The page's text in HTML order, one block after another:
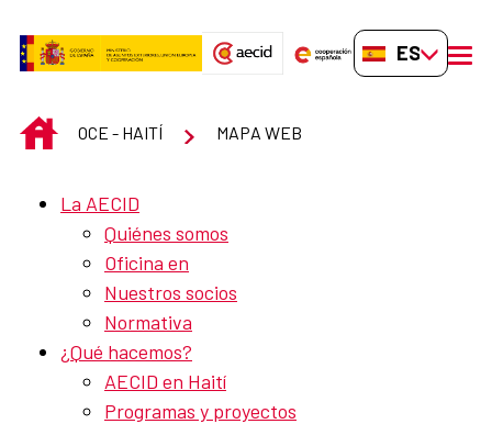
ES-ES
INICIOOCE - HAITÍ MAPA WEB
La AECID
Quiénes somos
Oficina en
Nuestros socios
Normativa
¿Qué hacemos?
AECID en Haití
Programas y proyectos